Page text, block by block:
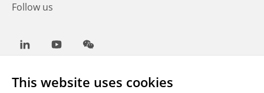
This website uses cookies
Follow us
LinkedInYoutubeWeChat